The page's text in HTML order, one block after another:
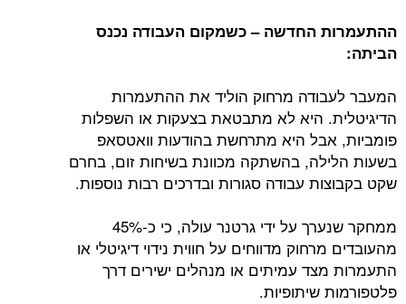
ההתעמרות החדשה – כשמקום העבודה נכנס
הביתה:
המעבר לעבודה מרחוק הוליד את ההתעמרות
הדיגיטלית. היא לא מתבטאת בצעקות או השפלות
פומביות, אבל היא מתרחשת בהודעות וואטסאפ
בשעות הלילה, בהשתקה מכוונת בשיחות זום, בחרם
שקט בקבוצות עבודה סגורות ובדרכים רבות נוספות.
ממחקר שנערך על ידי גרטנר עולה, כי כ-45%
מהעובדים מרחוק מדווחים על חווית נידוי דיגיטלי או
התעמרות מצד עמיתים או מנהלים ישירים דרך
פלטפורמות שיתופיות.